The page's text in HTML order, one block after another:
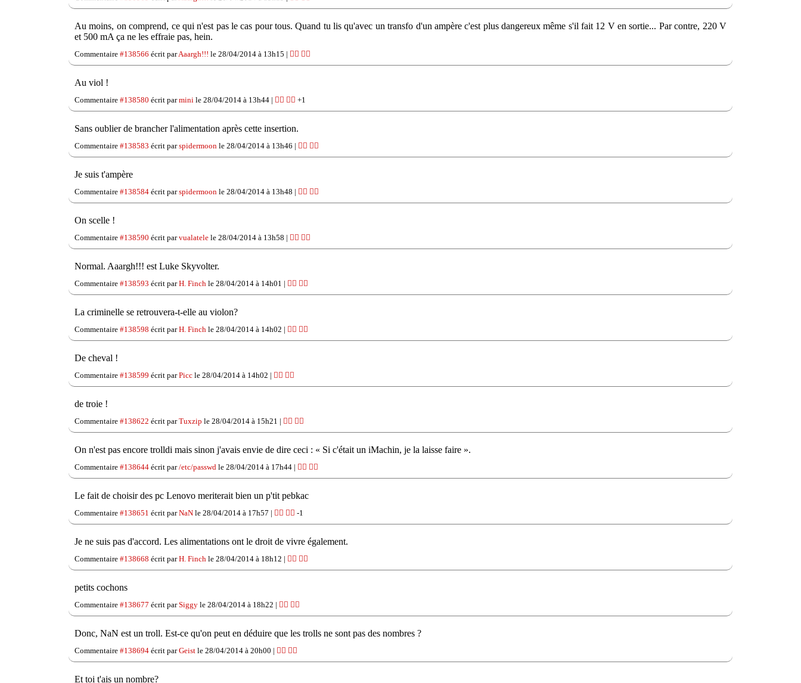
Au moins, on comprend, ce qui n'est pas le cas pour tous. Quand tu lis qu'avec un transfo d'un ampère c'est plus dangereux même s'il fait 12 V en sortie... Par contre, 220 V
et 500 mA ça ne les effraie pas, hein.
Commentaire#138566 écrit parAaargh!!! le 28/04/2014 à 13h15 | 👍🏽 👎🏽
Au viol !
Commentaire#138580 écrit parmini le 28/04/2014 à 13h44 | 👍🏽 👎🏽 +1
Sans oublier de brancher l'alimentation après cette insertion.
Commentaire#138583 écrit parspidermoon le 28/04/2014 à 13h46 | 👍🏽 👎🏽
Je suis t'ampère
Commentaire#138584 écrit parspidermoon le 28/04/2014 à 13h48 | 👍🏽 👎🏽
On scelle !
Commentaire#138590 écrit parvualatele le 28/04/2014 à 13h58 | 👍🏽 👎🏽
Normal. Aaargh!!! est Luke Skyvolter.
Commentaire#138593 écrit parH. Finch le 28/04/2014 à 14h01 | 👍🏽 👎🏽
La criminelle se retrouvera-t-elle au violon?
Commentaire#138598 écrit parH. Finch le 28/04/2014 à 14h02 | 👍🏽 👎🏽
De cheval !
Commentaire#138599 écrit parPicc le 28/04/2014 à 14h02 | 👍🏽 👎🏽
de troie !
Commentaire#138622 écrit parTuxzip le 28/04/2014 à 15h21 | 👍🏽 👎🏽
On n'est pas encore trolldi mais sinon j'avais envie de dire ceci : « Si c'était un iMachin, je la laisse faire ».
Commentaire#138644 écrit par/etc/passwd le 28/04/2014 à 17h44 | 👍🏽 👎🏽
Le fait de choisir des pc Lenovo meriterait bien un p'tit pebkac
Commentaire#138651 écrit parNaN le 28/04/2014 à 17h57 | 👍🏽 👎🏽 -1
Je ne suis pas d'accord. Les alimentations ont le droit de vivre également.
Commentaire#138668 écrit parH. Finch le 28/04/2014 à 18h12 | 👍🏽 👎🏽
petits cochons
Commentaire#138677 écrit parSiggy le 28/04/2014 à 18h22 | 👍🏽 👎🏽
Donc, NaN est un troll. Est-ce qu'on peut en déduire que les trolls ne sont pas des nombres ?
Commentaire#138694 écrit parGeist le 28/04/2014 à 20h00 | 👍🏽 👎🏽
Et toi t'ais un nombre?